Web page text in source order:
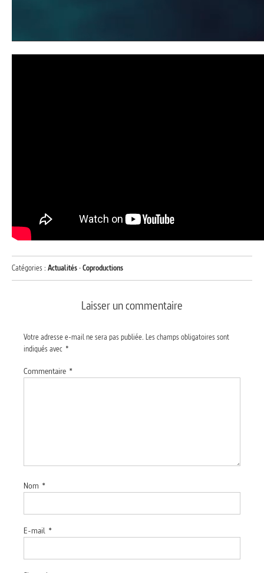
Catégories : Actualités ·Coproductions
Laisser un commentaire
Votre adresse e-mail ne sera pas publiée. Les champs obligatoires sont
indiqués avec *
Commentaire *
Nom *
E-mail *